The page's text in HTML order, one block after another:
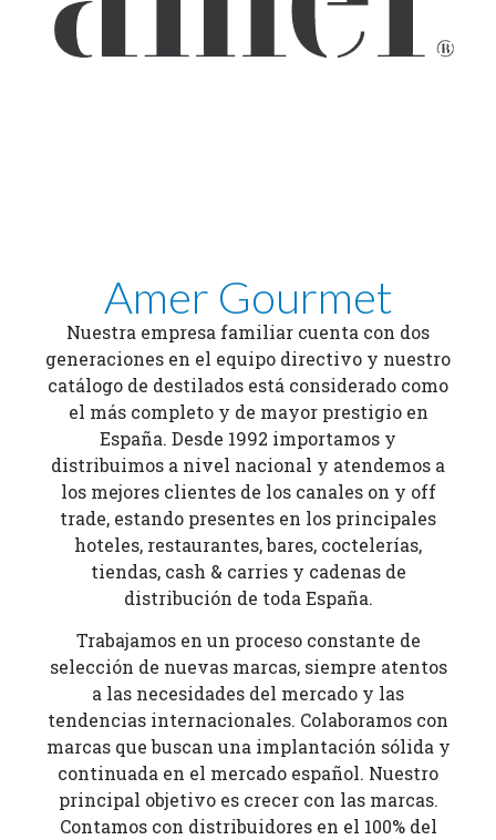
Amer Gourmet
Nuestra empresa familiar cuenta con dos
generaciones en el equipo directivo y nuestro
catálogo de destilados está considerado como
el más completo y de mayor prestigio en
España. Desde 1992 importamos y
distribuimos a nivel nacional y atendemos a
los mejores clientes de los canales on y off
trade, estando presentes en los principales
hoteles, restaurantes, bares, coctelerías,
tiendas, cash & carries y cadenas de
distribución de toda España.
Trabajamos en un proceso constante de
selección de nuevas marcas, siempre atentos
a las necesidades del mercado y las
tendencias internacionales. Colaboramos con
marcas que buscan una implantación sólida y
continuada en el mercado español. Nuestro
principal objetivo es crecer con las marcas.
Contamos con distribuidores en el 100% del